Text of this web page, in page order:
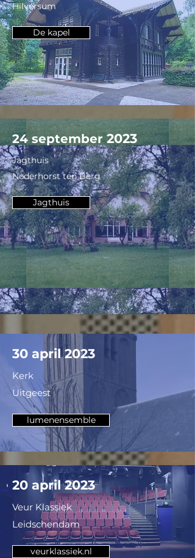
Hilversum
De kapel
24 september 2023
Jagthuis
Nederhorst ten Berg
Jagthuis
30 april 2023
Kerk
Uitgeest
lumenensemble
20 april 2023
Veur Klassiek
Leidschendam
veurklassiek.nl